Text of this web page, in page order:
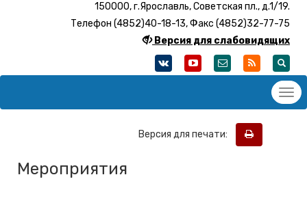
150000, г.Ярославль, Советская пл., д.1/19.
Телефон (4852)40-18-13, Факс (4852)32-77-75
Версия для слабовидящих
Версия для печати:
Мероприятия